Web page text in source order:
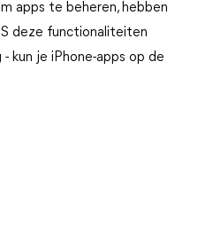
apps te beheren, hebben
deze functionaliteiten
kun je iPhone-apps op de